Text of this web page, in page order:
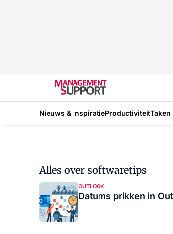
Nieuws & inspiratieProductiviteitTaken
Alles over softwaretips
OUTLOOK
Datums prikken in